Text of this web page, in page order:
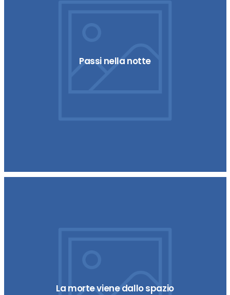
Passi nella notte
La morte viene dallo spazio